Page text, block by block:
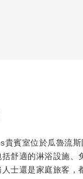
貴賓室位於瓜魯流
舒適的淋浴設施
士還是家庭旅客，